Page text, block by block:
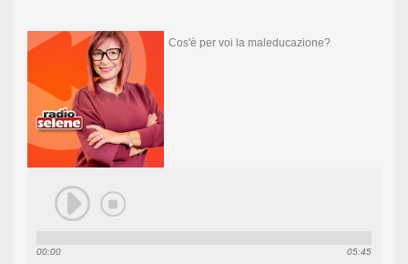
00:00 05:45
Cos'è per voi la maleducazione?